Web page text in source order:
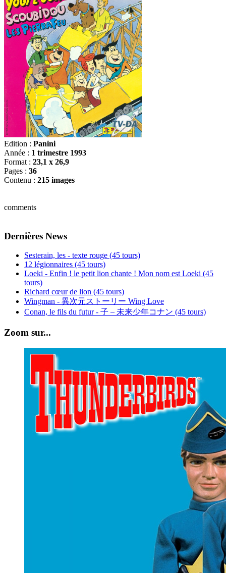
Edition : Panini
Année : 1 trimestre 1993
Format : 23,1 x 26,9
Pages : 36
Contenu : 215 images
comments
Dernières News
Sesterain, les - texte rouge (45 tours)
12 légionnaires (45 tours)
Loeki - Enfin ! le petit lion chante ! Mon nom est Loeki (45
tours)
Richard cœur de lion (45 tours)
Wingman - 異次元ストーリー Wing Love
Conan, le fils du futur - 子 – 未来少年コナン (45 tours)
Zoom sur...